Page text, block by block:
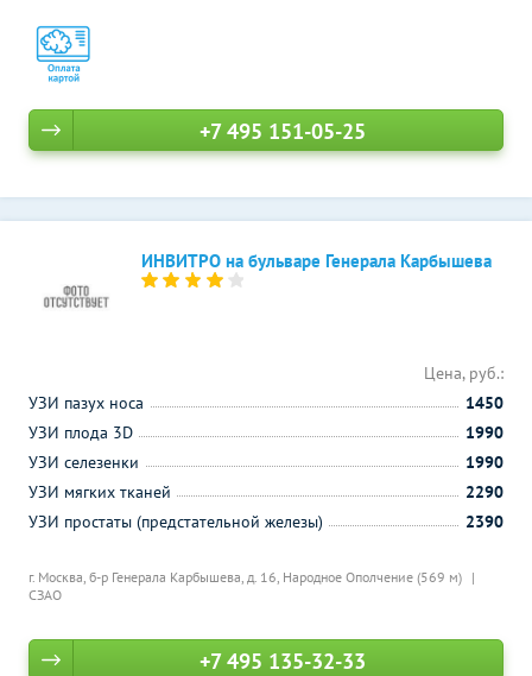
+7 495 151-05-25
ИНВИТРО на бульваре Генерала Карбышева
г. Москва, б-р Генерала Карбышева, д. 16, Народное Ополчение (569 м)
СЗАО
Цена, руб.:
УЗИ пазух носа
1450
УЗИ плода 3D
1990
УЗИ селезенки
1990
УЗИ мягких тканей
2290
УЗИ простаты (предстательной железы)
2390
+7 495 135-32-33